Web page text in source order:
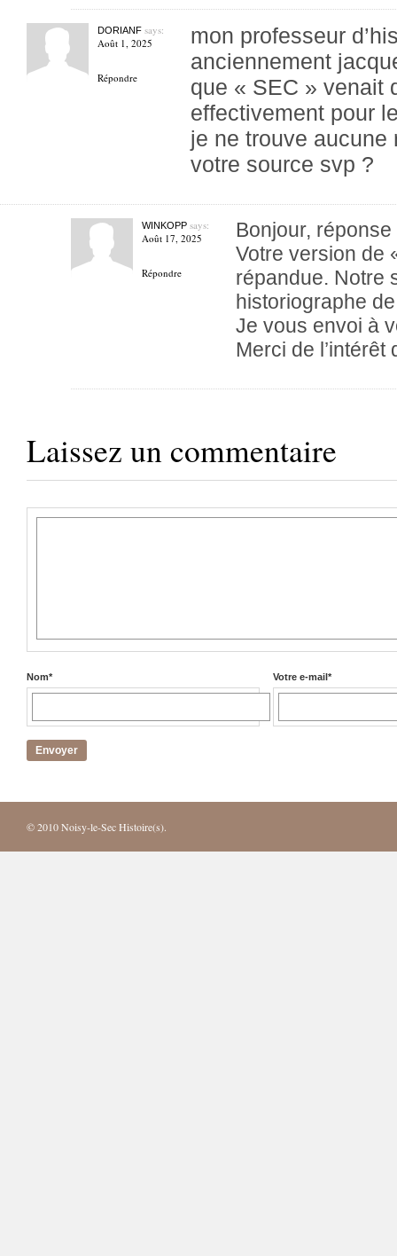
DORIANF says:
Août 1, 2025
Répondre
mon professeur
anciennement
que « SEC » venait
effectivement pour
je ne trouve aucune
votre source svp ?
WINKOPP says:
Août 17, 2025
Répondre
Bonjour,
Votre version de
répandue. Notre
historiographe
Je vous envoi à
Merci de
Laissez un commentaire
Nom* Votre e-mail*
© 2010Noisy-le-Sec Histoire(s).